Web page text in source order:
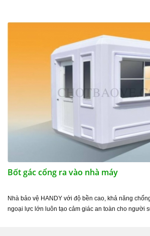
Bốt gác cổng ra vào nhà máy
Nhà bảo vệ HANDY với độ bền cao, khả năng
ngoại lực lớn luôn tạo cảm giác an toàn cho người